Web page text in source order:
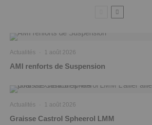
Actualités 1 août 2026
AMI renforts de Suspension
Actualités 1 août 2026
Graisse Castrol Spheerol LMM